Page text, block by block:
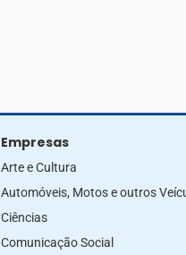
Empresas
Arte e Cultura
Automóveis, Motos e outros
Ciências
Comunicação Social